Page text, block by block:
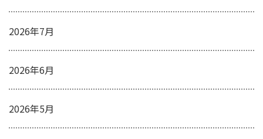
2026年7月
2026年6月
2026年5月